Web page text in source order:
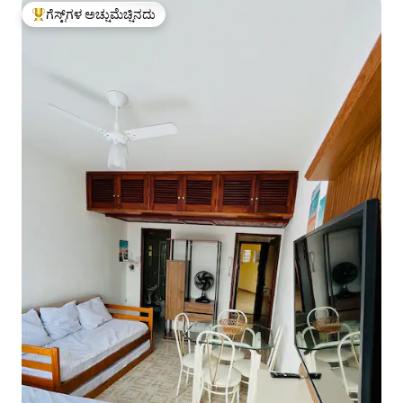
ಗೆಸ್ಟ್‌ಗಳಿಗೆ ಅತಿ ಹೆಚ್ಚು ಅಚ್ಚುಮೆಚ್ಚಿನದು
ಗೆಸ್ಟ್‌ಗಳ ಅಚ್ಚುಮೆಚ್ಚಿನದು